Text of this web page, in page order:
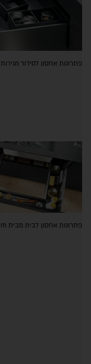
פתרונות אחסון לסידור מגירות Blum
פתרונות אחסון לבית מבית Blum